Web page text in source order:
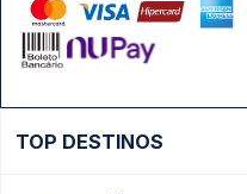
TOP DESTINOS